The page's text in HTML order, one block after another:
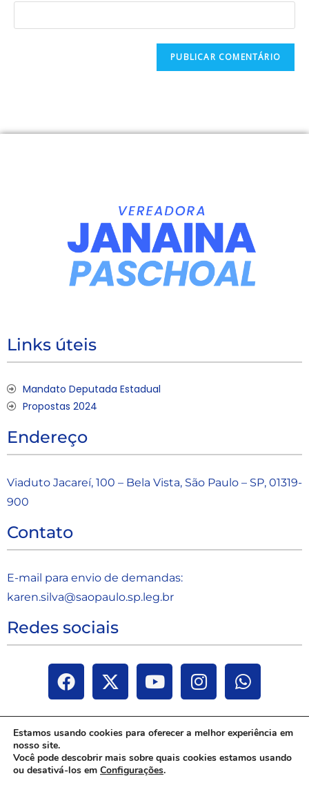
Links úteis
Mandato Deputada Estadual
Propostas 2024
Endereço
Viaduto Jacareí, 100 – Bela Vista, São Paulo – SP, 01319-
900
Contato
E-mail para envio de demandas:
karen.silva@saopaulo.sp.leg.br
Redes sociais
Estamos usando cookies para oferecer a melhor experiência em
nosso site.
Você pode descobrir mais sobre quais cookies estamos usando
ou desativá-los em Configurações.